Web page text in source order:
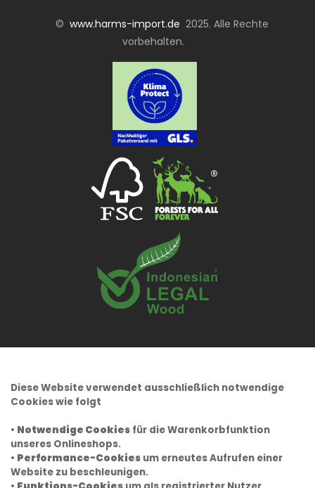
© www.harms-import.de 2025. Alle Rechte
vorbehalten.
Diese Website verwendet ausschließlich notwendige
Cookies wie folgt
• Notwendige Cookies für die Warenkorbfunktion
unseres Onlineshops.
• Performance-Cookies um erneutes Aufrufen einer
Website zu beschleunigen.